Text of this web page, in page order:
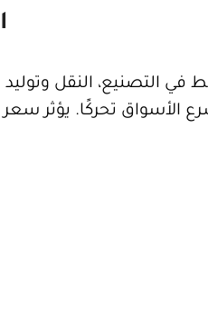
في التصنيع، النقل وتوليد
الأسواق تحركًا. يؤثر